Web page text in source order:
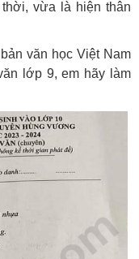
vừa là hiện thân
văn học Việt Nam
lớp 9, em hãy làm